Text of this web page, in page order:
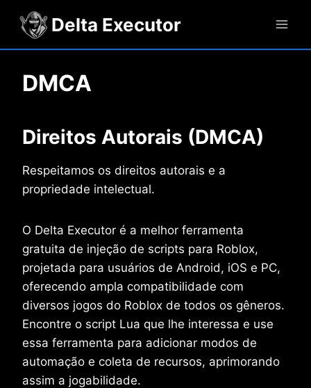
para
o
Delta Executor
DMCA
Direitos Autorais (DMCA)
Respeitamos os direitos autorais e a
propriedade intelectual.
O Delta Executor é a melhor ferramenta
gratuita de injeção de scripts para Roblox,
projetada para usuários de Android, iOS e PC,
oferecendo ampla compatibilidade com
diversos jogos do Roblox de todos os gêneros.
Encontre o script Lua que lhe interessa e use
essa ferramenta para adicionar modos de
automação e coleta de recursos, aprimorando
assim a jogabilidade.